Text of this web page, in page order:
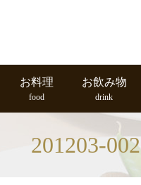
お料理
food
お飲み物
drink
201203-002